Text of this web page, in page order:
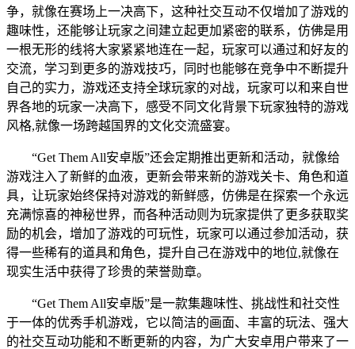
争，就像在赛场上一决高下，这种社交互动不仅增加了游戏的
趣味性，还能够让玩家之间建立起更加紧密的联系，仿佛是用
一根无形的线将大家紧紧地连在一起，玩家可以通过和好友的
交流，学习到更多的游戏技巧，同时也能够在竞争中不断提升
自己的实力，游戏还支持全球玩家的对战，玩家可以和来自世
界各地的玩家一决高下，感受不同文化背景下玩家独特的游戏
风格,就像一场跨越国界的文化交流盛宴。
“Get Them All安卓版”还会定期推出更新和活动，就像给
游戏注入了新鲜的血液，更新会带来新的游戏关卡、角色和道
具，让玩家始终保持对游戏的新鲜感，仿佛是在探索一个永远
充满惊喜的神秘世界，而各种活动则为玩家提供了更多获取奖
励的机会，增加了游戏的可玩性，玩家可以通过参加活动，获
得一些稀有的道具和角色，提升自己在游戏中的地位,就像在
现实生活中获得了珍贵的荣誉勋章。
“Get Them All安卓版”是一款集趣味性、挑战性和社交性
于一体的优秀手机游戏，它以简洁的画面、丰富的玩法、强大
的社交互动功能和不断更新的内容，为广大安卓用户带来了一